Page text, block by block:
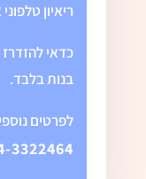
ריאיון
בנות בלבד.
לפרטים
3322464